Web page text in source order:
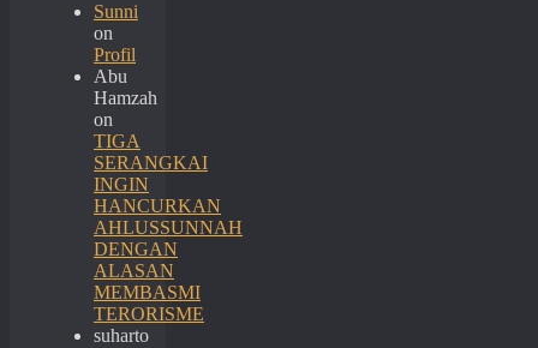
Sunni
on
Profil
Abu
Hamzah
on
TIGA
SERANGKAI
INGIN
HANCURKAN
AHLUSSUNNAH
DENGAN
ALASAN
MEMBASMI
TERORISME
suharto